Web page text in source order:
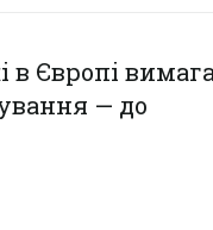
в Європі
— до